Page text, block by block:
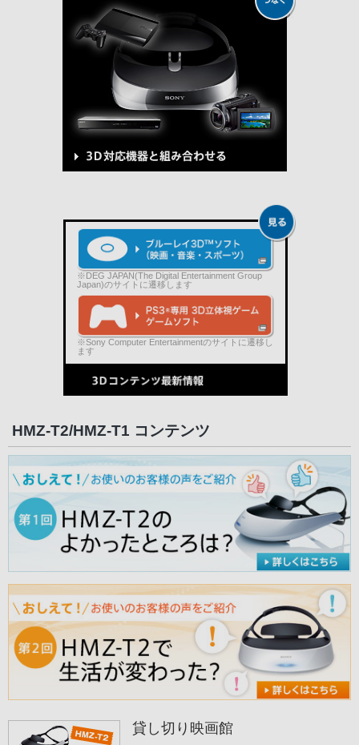
※DEG JAPAN(The Digital Entertainment Group
Japan)のサイトに遷移します
※Sony Computer Entertainmentのサイトに遷移し
ます
HMZ-T2/HMZ-T1 コンテンツ
貸し切り映画館